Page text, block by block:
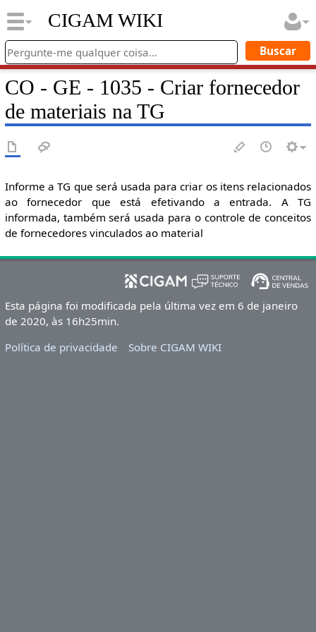
CIGAM WIKI
CO - GE - 1035 - Criar fornecedor
de materiais na TG
Informe a TG que será usada para criar os itens relacionados
ao fornecedor que está efetivando a entrada. A TG
informada, também será usada para o controle de conceitos
de fornecedores vinculados ao material
Esta página foi modificada pela última vez em 6 de janeiro
de 2020, às 16h25min.
Política de privacidade
Sobre CIGAM WIKI